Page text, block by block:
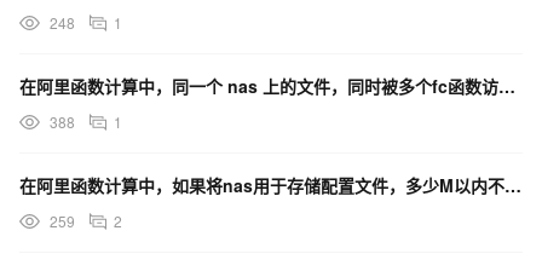
248 1
在阿里函数计算中，同一个 nas 上的文件，同时被多个fc函数访问，这里会有性能瓶颈吗？
388 1
在阿里函数计算中，如果将nas用于存储配置文件，多少M以内不计费？
259 2